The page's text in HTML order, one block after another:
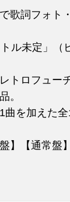
歌詞フォト
ル未定」（
トロフュー
。
曲を加えた
【通常盤